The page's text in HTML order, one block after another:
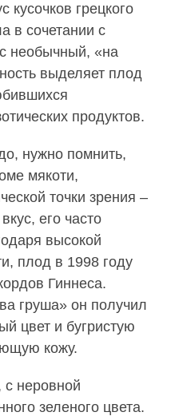
кусочков грецкого
в сочетании с
необычный, «на
выделяет плод
продуктов.
нужно помнить,
мякоти,
точки зрения –
его часто
высокой
плод в 1998 году
Гиннеса.
груша» он получил
цвет и бугристую
кожу.
с неровной
зеленого цвета.